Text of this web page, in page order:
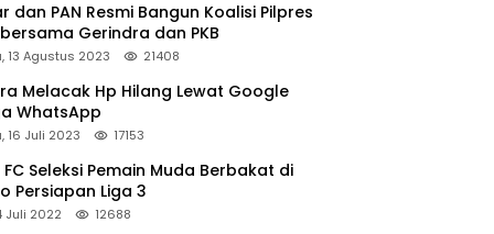
dan PAN Resmi Bangun Koalisi Pilpres
Gerindra dan PKB
13 Agustus 2023 21408
Melacak Hp Hilang Lewat Google
WhatsApp
16 Juli 2023 17153
FC Seleksi Pemain Muda Berbakat di
Persiapan Liga 3
Juli 2022 12688